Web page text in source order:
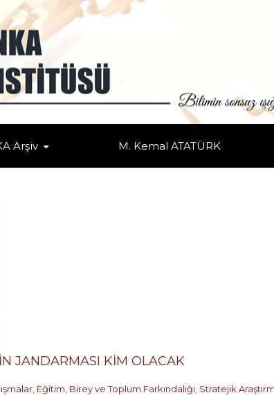
Arşiv M. Kemal ATATÜRK
JANDARMASI KİM OLACAK
Eğitim, Birey ve Toplum Farkındalığı Stratejik